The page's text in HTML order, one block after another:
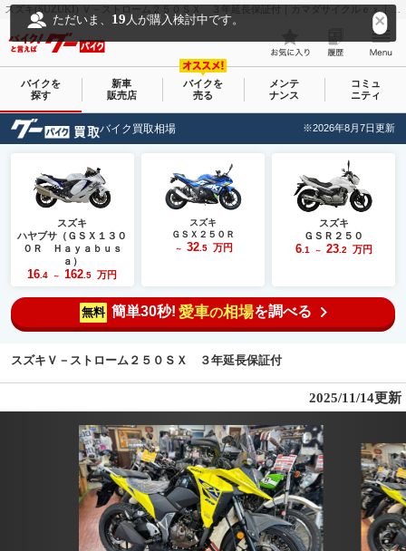
スズキ(SUZUKI) Ｖ－ストローム２５０ＳＸ ３年延長保証付｜カマダサイクルｅｘ｜新車・中古バイクなら【グーバイク(GooBike)】
ただいま、 19 人が購入検討中です。
バイクを
探す
新車
販売店
バイクを
売る
メンテ
ナンス
コミュ
ニティ
バイク買取相場 ※2026年8月7日更新
スズキ
ハヤブサ（ＧＳＸ１３０
０Ｒ Ｈａｙａｂｕｓ
ａ）
16 .4 ～ 162 .5 万円
スズキ
ＧＳＸ２５０Ｒ
～ 32.5 万円
スズキ
ＧＳＲ２５０
6.1 ～ 23.2 万円
無料 簡単30秒! 愛車の相場を調べる
スズキＶ－ストローム２５０ＳＸ ３年延長保証付
2025/11/14更新